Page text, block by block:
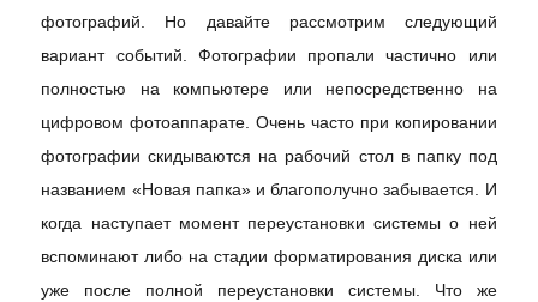
фотографий. Но давайте рассмотрим следующий
вариант событий. Фотографии пропали частично или
полностью на компьютере или непосредственно на
цифровом фотоаппарате. Очень часто при копировании
фотографии скидываются на рабочий стол в папку под
названием «Новая папка» и благополучно забывается. И
когда наступает момент переустановки системы о ней
вспоминают либо на стадии форматирования диска или
уже после полной переустановки системы. Что же